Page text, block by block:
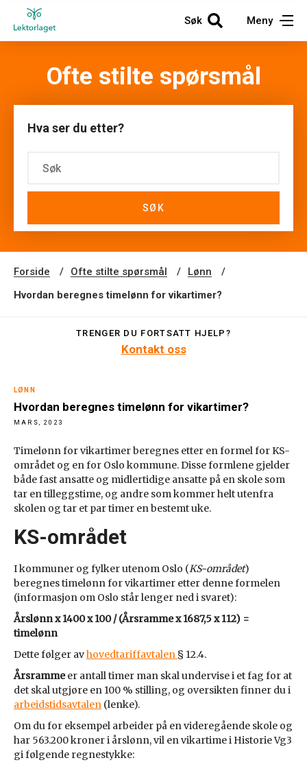
Søk Meny
Ofte stilte spørsmål
Hva ser du etter?
SØK
Forside Ofte stilte spørsmål
Lønn
Hvordan beregnes timelønn for vikartimer?
LØNN
Hvordan beregnes timelønn for vikartimer?
MARS, 2023
Timelønn for vikartimer beregnes etter en formel for KS-
området og en for Oslo kommune. Disse formlene gjelder
både fast ansatte og midlertidige ansatte på en skole som
tar en tilleggstime, og andre som kommer helt utenfra
skolen og tar et par timer en bestemt uke.
KS-området
I kommuner og fylker utenom Oslo (KS-området)
beregnes timelønn for vikartimer etter denne formelen
(informasjon om Oslo står lenger ned i svaret):
Årslønn x 1400 x 100 / (Årsramme x 1687,5 x 112) =
timelønn
Dette følger avhovedtariffavtalen § 12.4.
Årsrammeer antall timer man skal undervise i et fag for at
det skal utgjøre en 100 % stilling, og oversikten finner du i
arbeidstidsavtalen (lenke).
Om du for eksempel arbeider på en videregående skole og
har 563.200 kroner i årslønn, vil en vikartime i Historie Vg3
gi følgende regnestykke:
TRENGER DU FORTSATT HJELP?
Kontakt oss